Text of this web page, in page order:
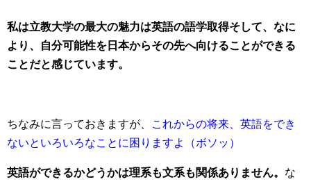
私は立教大学の最大の魅力は英語の語学取得そして、なに
より、自分可能性を日本からその先へ向けることができる
ことだと感じています。
ちなみに言っておきますが、
これからの将来、英語をでき
ないといろいろなことに困りますよ（ボソッ）
英語ができるかどうかは理系も文系も関係ありません。 な